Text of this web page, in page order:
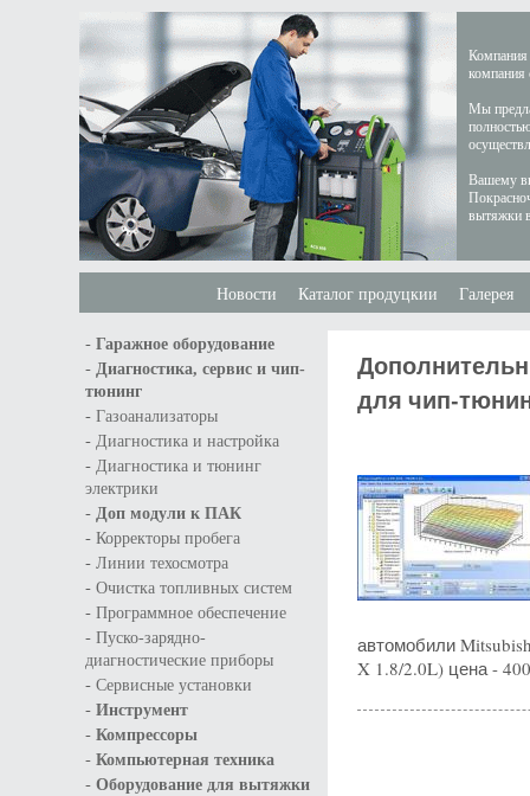
Компания
компания
Мы
Вашему
вытяжки
Новости Каталог продуцкии Галерея
- Гаражное оборудование
- Диагностика, сервис и чип-
тюнинг
- Газоанализаторы
- Диагностика и настройка
- Диагностика и тюнинг
электрики
- Доп модули к ПАК
- Корректоры пробега
- Линии техосмотра
- Очистка топливных систем
- Программное обеспечение
- Пуско-зарядно-
диагностические приборы
- Сервисные установки
- Инструмент
- Компрессоры
- Компьютерная техника
- Оборудование для вытяжки
для чип-
автомобили
X 1.8/2.0L) цена -